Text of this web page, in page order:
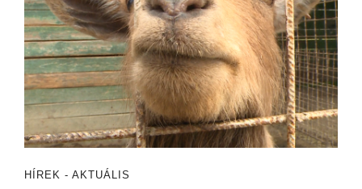
HÍREK - AKTUÁLIS